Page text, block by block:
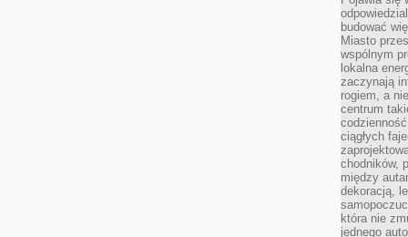
budować
Miasto
wspólnym
lokalna
zaczynają
rogiem, a
centrum
ciągłych
chodników,
między
dekoracją,
która nie
jednego